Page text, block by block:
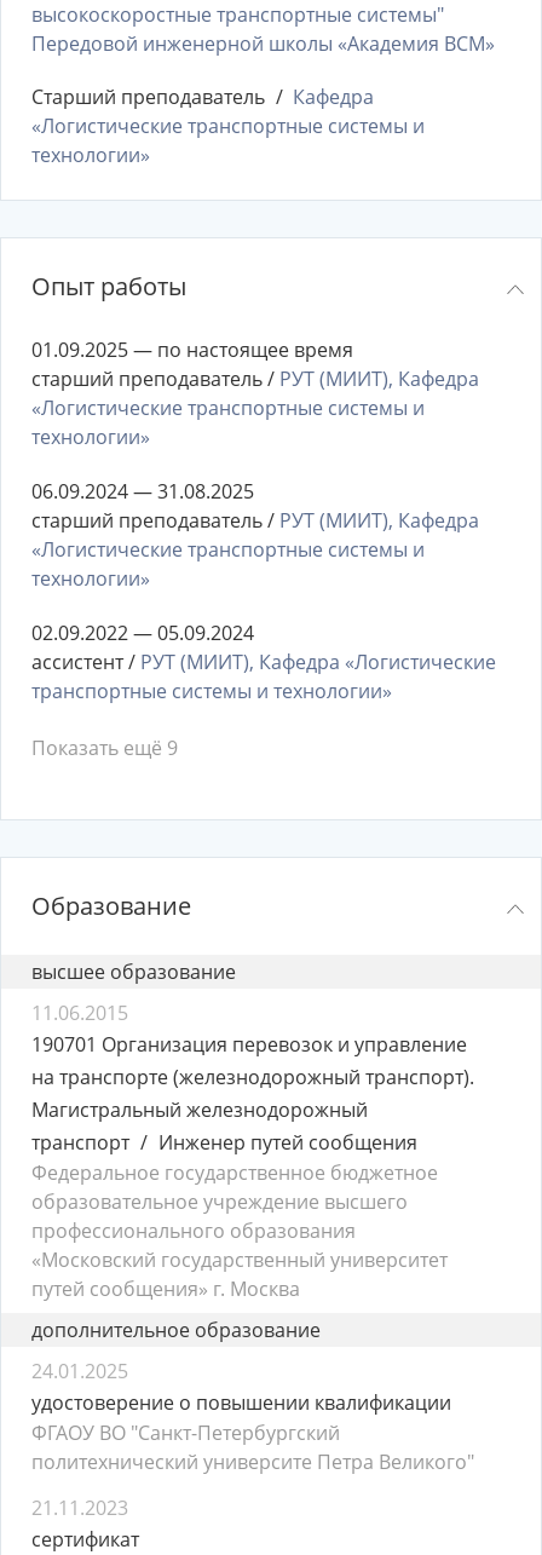
высокоскоростные транспортные системы"
Передовой инженерной школы «Академия ВСМ»
Старший преподаватель
Кафедра
«Логистические транспортные системы и
технологии»
Опыт работы
01.09.2025 — по настоящее время
старший преподаватель / РУТ (МИИТ), Кафедра
«Логистические транспортные системы и
технологии»
06.09.2024 — 31.08.2025
старший преподаватель / РУТ (МИИТ), Кафедра
«Логистические транспортные системы и
технологии»
02.09.2022 — 05.09.2024
ассистент / РУТ (МИИТ), Кафедра «Логистические
транспортные системы и технологии»
Показать ещё 9
Образование
высшее образование
11.06.2015
190701 Организация перевозок и управление
на транспорте (железнодорожный транспорт).
Магистральный железнодорожный
транспорт
Инженер путей сообщения
Федеральное государственное бюджетное
образовательное учреждение высшего
профессионального образования
«Московский государственный университет
путей сообщения» г. Москва
дополнительное образование
24.01.2025
удостоверение о повышении квалификации
ФГАОУ ВО "Санкт-Петербургский
политехнический университе Петра Великого"
21.11.2023
сертификат